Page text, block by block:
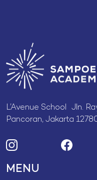
L’Avenue School Jln.
Pancoran, Jakarta
MENU